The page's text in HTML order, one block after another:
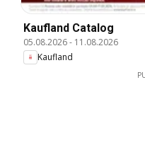
Kaufland Catalog
05.08.2026- 11.08.2026
Kaufland